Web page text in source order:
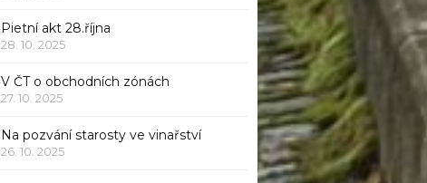
Pietní akt 28.října
28. 10. 2025
V ČT o obchodních zónách
27. 10. 2025
Na pozvání starosty ve vinařství
26. 10. 2025